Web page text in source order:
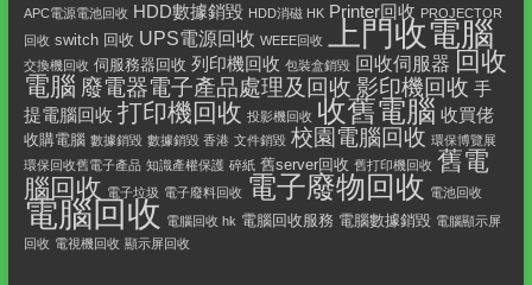
APC電源電池回收 HDD數據銷毀 HDD消磁 HK Printer回收 PROJECTOR
回收 switch 回收 UPS電源回收 WEEE回收 上門收電腦
交換機回收 伺服務器回收 列印機回收 包裝盒銷毀 回收伺服器 回收
電腦 廢電器電子產品處理及回收 影印機回收 手
提電腦回收 打印機回收 投影機回收 收舊電腦 收買佬
收購電腦 數據銷毀 數據銷毀 香港 文件銷毀 校園電腦回收 環保博覽展
環保回收舊電子產品 知識產權保護 碎紙 舊server回收 舊打印機回收 舊電
腦回收 電子垃圾 電子廢料回收 電子廢物回收 電池回收
電腦回收 電腦回收 hk 電腦回收服務 電腦數據銷毀 電腦顯示屏
回收 電視機回收 顯示屏回收